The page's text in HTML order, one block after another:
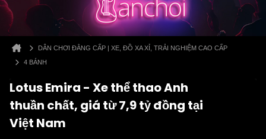
DÂN CHƠI ĐẲNG CẤP | XE, ĐỒ XA XỈ, TRẢI NGHIỆM CAO CẤP
4 BÁNH
Lotus Emira - Xe thể thao Anh
thuần chất, giá từ 7,9 tỷ đồng tại
Việt Nam